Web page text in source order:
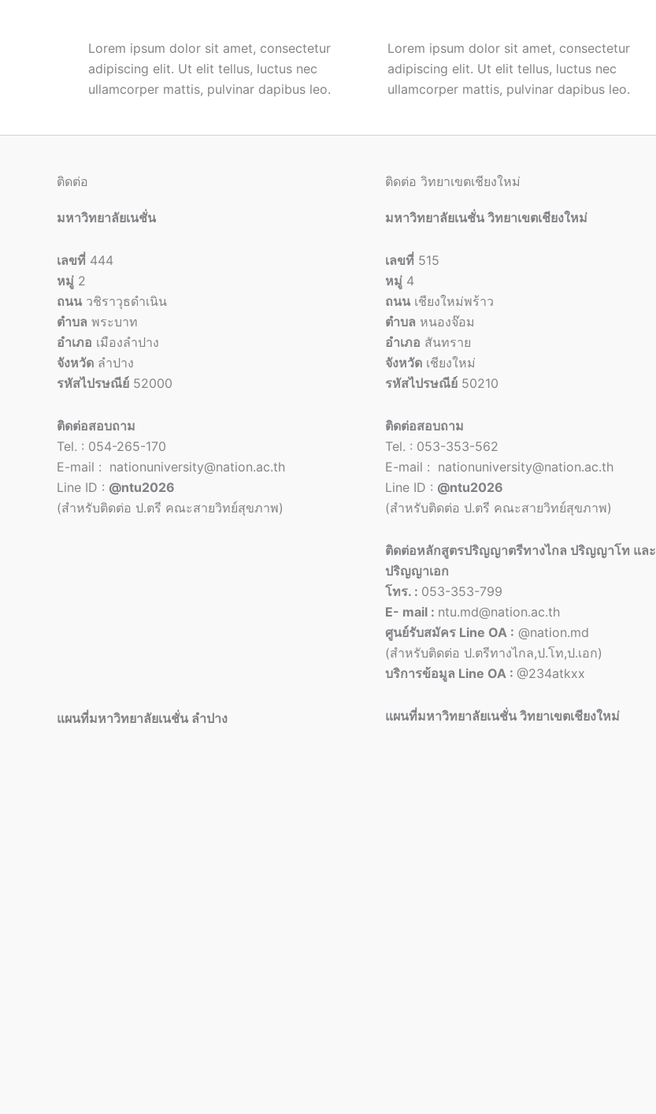
Lorem ipsum dolor sit amet, consectetur
adipiscing elit. Ut elit tellus, luctus nec
ullamcorper mattis, pulvinar dapibus leo.
Lorem ipsum dolor sit amet, consectetur
adipiscing elit. Ut elit tellus, luctus nec
ullamcorper mattis, pulvinar dapibus leo.
ติดต่อ
มหาวิทยาลัยเนชั่น
เลขที่ 444
หมู่ 2
ถนน วชิราวุธดำเนิน
ตำบล พระบาท
อำเภอ เมืองลำปาง
จังหวัด ลำปาง
รหัสไปรษณีย์ 52000
ติดต่อสอบถาม
Tel. : 054-265-170
E-mail : nationuniversity@nation.ac.th
Line ID : @ntu2026
(สำหรับติดต่อ ป.ตรี คณะสายวิทย์สุขภาพ)
แผนที่มหาวิทยาลัยเนชั่น ลำปาง
ติดต่อ วิทยาเขตเชียงใหม่
มหาวิทยาลัยเนชั่น วิทยาเขตเชียงใหม่
เลขที่ 515
หมู่4
ถนนเชียงใหม่พร้าว
ตำบล หนองจ๊อม
อำเภอ สันทราย
จังหวัดเชียงใหม่
รหัสไปรษณีย์50210
ติดต่อสอบถาม
Tel. : 053-353-562
E-mail : nationuniversity@nation.ac.th
Line ID : @ntu2026
(สำหรับติดต่อ ป.ตรี คณะสายวิทย์สุขภาพ)
ติดต่อหลักสูตรปริญญาตรีทางไกล ปริญญาโท และ
ปริญญาเอก
โทร. : 053-353-799
E- mail : ntu.md@nation.ac.th
ศูนย์รับสมัคร Line OA : @nation.md
(สำหรับติดต่อ ป.ตรีทางไกล,ป.โท,ป.เอก)
บริการข้อมูล Line OA : @234atkxx
แผนที่มหาวิทยาลัยเนชั่น วิทยาเขตเชียงใหม่